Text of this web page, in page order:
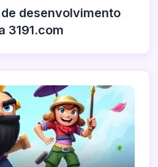
desenvolvimento
3191.com